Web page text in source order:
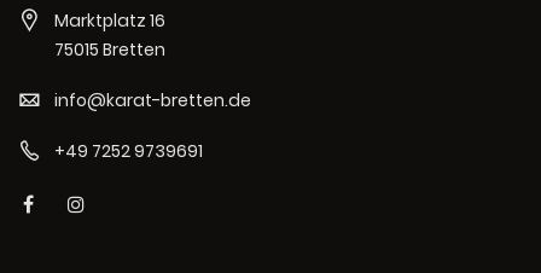
Marktplatz 16
75015 Bretten
info@karat-bretten.de
+49 7252 9739691